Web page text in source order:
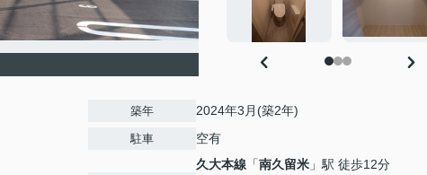
築年 2024年3月(築2年)
駐車 空有
久大本線 「南久留米 」駅 徒歩12分